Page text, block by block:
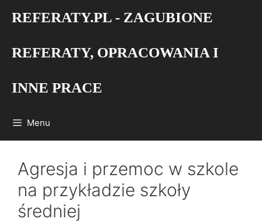
REFERATY.PL - ZAGUBIONE
REFERATY, OPRACOWANIA I
INNE PRACE
Menu
Agresja i przemoc w szkole
na przykładzie szkoły
średniej